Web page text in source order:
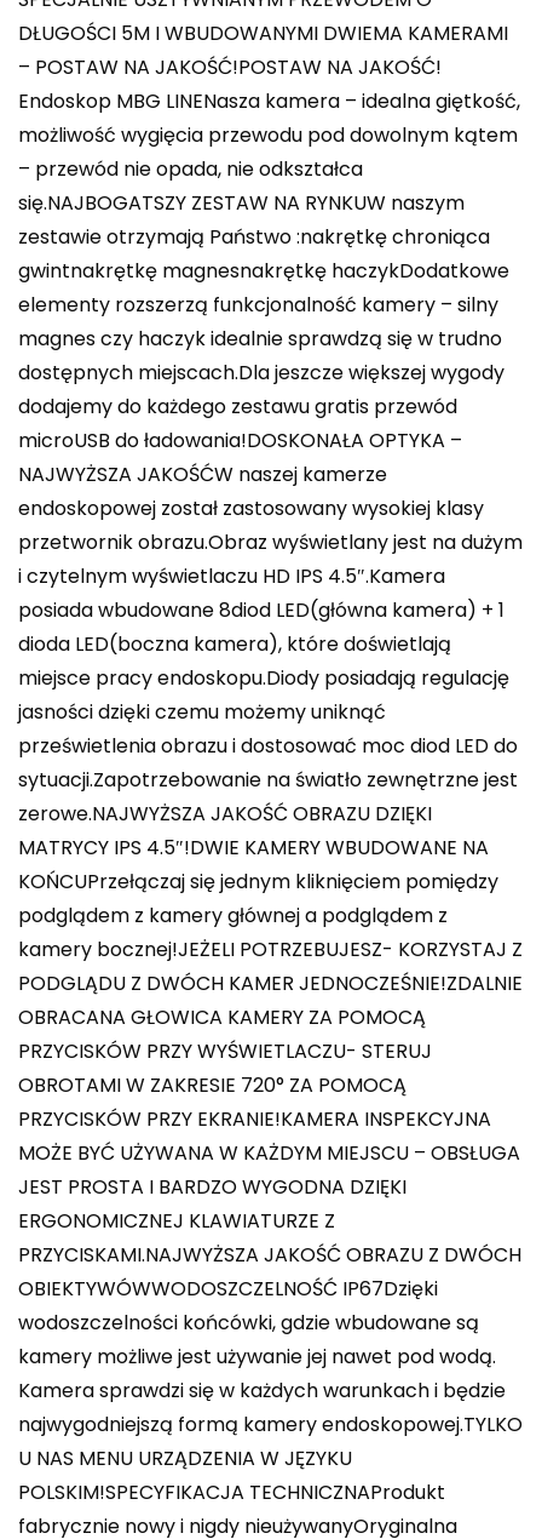
DŁUGOŚCI 5M I WBUDOWANYMI DWIEMA KAMERAMI
– POSTAW NA JAKOŚĆ!POSTAW NA JAKOŚĆ!
Endoskop MBG LINENasza kamera – idealna giętkość,
możliwość wygięcia przewodu pod dowolnym kątem
– przewód nie opada, nie odkształca
się.NAJBOGATSZY ZESTAW NA RYNKUW naszym
zestawie otrzymają Państwo :nakrętkę chroniąca
gwintnakrętkę magnesnakrętkę haczykDodatkowe
elementy rozszerzą funkcjonalność kamery – silny
magnes czy haczyk idealnie sprawdzą się w trudno
dostępnych miejscach.Dla jeszcze większej wygody
dodajemy do każdego zestawu gratis przewód
microUSB do ładowania!DOSKONAŁA OPTYKA –
NAJWYŻSZA JAKOŚĆW naszej kamerze
endoskopowej został zastosowany wysokiej klasy
przetwornik obrazu.Obraz wyświetlany jest na dużym
i czytelnym wyświetlaczu HD IPS 4.5″.Kamera
posiada wbudowane 8diod LED(główna kamera) + 1
dioda LED(boczna kamera), które doświetlają
miejsce pracy endoskopu.Diody posiadają regulację
jasności dzięki czemu możemy uniknąć
prześwietlenia obrazu i dostosować moc diod LED do
sytuacji.Zapotrzebowanie na światło zewnętrzne jest
zerowe.NAJWYŻSZA JAKOŚĆ OBRAZU DZIĘKI
MATRYCY IPS 4.5″!DWIE KAMERY WBUDOWANE NA
KOŃCUPrzełączaj się jednym kliknięciem pomiędzy
podglądem z kamery głównej a podglądem z
kamery bocznej!JEŻELI POTRZEBUJESZ- KORZYSTAJ Z
PODGLĄDU Z DWÓCH KAMER JEDNOCZEŚNIE!ZDALNIE
OBRACANA GŁOWICA KAMERY ZA POMOCĄ
PRZYCISKÓW PRZY WYŚWIETLACZU- STERUJ
OBROTAMI W ZAKRESIE 720° ZA POMOCĄ
PRZYCISKÓW PRZY EKRANIE!KAMERA INSPEKCYJNA
MOŻE BYĆ UŻYWANA W KAŻDYM MIEJSCU – OBSŁUGA
JEST PROSTA I BARDZO WYGODNA DZIĘKI
ERGONOMICZNEJ KLAWIATURZE Z
PRZYCISKAMI.NAJWYŻSZA JAKOŚĆ OBRAZU Z DWÓCH
OBIEKTYWÓWWODOSZCZELNOŚĆ IP67Dzięki
wodoszczelności końcówki, gdzie wbudowane są
kamery możliwe jest używanie jej nawet pod wodą.
Kamera sprawdzi się w każdych warunkach i będzie
najwygodniejszą formą kamery endoskopowej.TYLKO
U NAS MENU URZĄDZENIA W JĘZYKU
POLSKIM!SPECYFIKACJA TECHNICZNAProdukt
fabrycznie nowy i nigdy nieużywanyOryginalna